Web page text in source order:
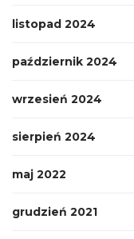
listopad 2024
październik 2024
wrzesień 2024
sierpień 2024
maj 2022
grudzień 2021